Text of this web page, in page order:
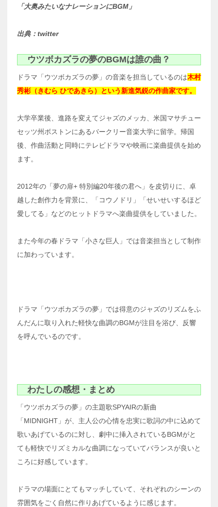
「大奥みたいなナレーションにBGM」
出典：twitter
ウツボカズラの夢のBGMは誰の曲？
ドラマ「ウツボカズラの夢」の音楽を担当しているのは木村
秀彬（きむら ひであきら）という新進気鋭の作曲家です。
大学卒業後、進路を変えてジャズのメッカ、米国マサチュー
セッツ州ボストンにあるバークリー音楽大学に留学。帰国
後、作曲活動と同時にテレビドラマや映画に楽曲提供を始め
ます。
2012年の「夢の扉+ 特別編20年後の君へ」を皮切りに、卓
越した創作力を背景に、「コウノドリ」「せいせいするほど
愛してる」などのヒットドラマへ楽曲提供をしていました。
また今年の春ドラマ「小さな巨人」では音楽担当として制作
に加わっています。
ドラマ「ウツボカズラの夢」では得意のジャズのリズムをふ
んだんに取り入れた軽快な曲調のBGMが注目を浴び、反響
を呼んでいるのです。
わたしの感想・まとめ
「ウツボカズラの夢」の主題歌SPYAIRの新曲
「MIDNIGHT」が、主人公の心情を忠実に歌詞の中に込めて
歌いあげているのに対し、劇中に挿入されているBGMがと
ても軽快でリズミカルな曲調になっていてバランスが良いと
ころに好感しています。
ドラマの場面にとてもマッチしていて、それぞれのシーンの
雰囲気をごく自然に作りあげているように感じます。